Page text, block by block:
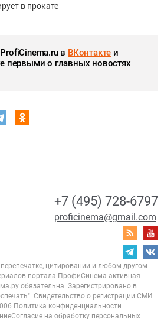
в прокате
в ВКонтакте и
первыми о главных новостях
+7 (495) 728-6797
proficinema@gmail.com
цитировании и любом другом
портала ПрофиСинема активная
обязательна. Зарегистрировано в
Свидетельство о регистрации СМИ
Политика конфиденциальности
Согласие на обработку персональных